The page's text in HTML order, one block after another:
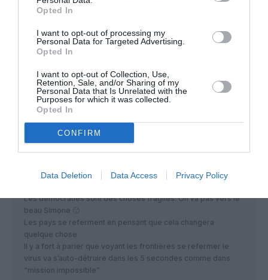
Opted In
I want to opt-out of processing my
Personal Data for Targeted Advertising.
Opted In
I want to opt-out of Collection, Use,
Retention, Sale, and/or Sharing of my
Personal Data that Is Unrelated with the
Purposes for which it was collected.
Opted In
CONFIRM
Data Deletion Data Access Privacy Policy
sans réfléchir
RÉPONDRE
Hermana commenté :
9 février 2021 - 21 h 41 min
Certains expatriés (mais pas moi) ont saisi le Conseil d’Etat au
sujet de cette nouvelle restriction pour en clarifier la légalité.
private equitya commenté :
10 février 2021 - 2 h 57 min
Les démocraties sont des choses fragiles. On va pas vers le
beau Simone 🙁
Les pays se referment en pensant que cela changera
quelque chose.
Il y a fort à parier que voyant les frontières se refermer le
virus va s’auto-détruire dans les 5 secondes comme dans
“mission impossible”